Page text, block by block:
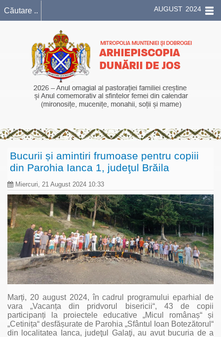
AUGUST 2024
Bucurii și amintiri frumoase pentru copiii
din Parohia Ianca 1, judeţul Brăila
Miercuri, 21 August 2024 10:33
Marți, 20 august 2024, în cadrul programului eparhial de
vara „Vacanța din pridvorul bisericii“, 43 de copii
participanți la proiectele educative „Micul românaș“ și
„Cetinița“ desfășurate de Parohia „Sfântul Ioan Botezătorul“
din localitatea Ianca, judeţul Galaţi, au avut bucuria de a